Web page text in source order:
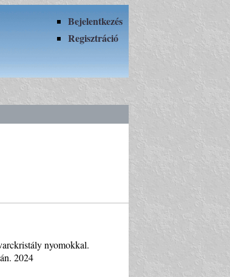
Bejelentkezés
Regisztráció
nyomokkal.
2024